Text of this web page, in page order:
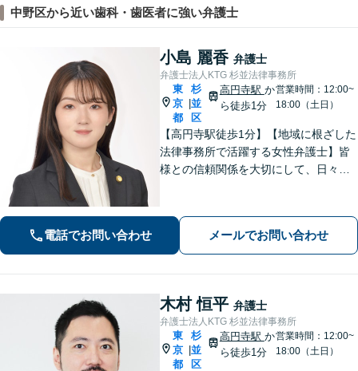
中野区から近い歯科・歯医者に強い弁護士
小島 麗香 弁護士
弁護士法人KTG 杉並法律事務所
東
京
都
杉
並
区
高円寺駅 か
ら徒歩1分
営業時間：12:00~
18:00（土日）
【高円寺駅徒歩1分】【地域に根ざした
法律事務所で活躍する女性弁護士】皆
様との信頼関係を大切にして、日々業
ましたら、お気軽にご相談ください。
電話でお問い合わせ メールでお問い合わせ
木村 恒平 弁護士
弁護士法人KTG 杉並法律事務所
東
京
都
杉
並
区
高円寺駅 か
ら徒歩1分
営業時間：12:00~
18:00（土日）